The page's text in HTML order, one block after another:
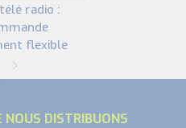
flexible
DISTRIBUONS